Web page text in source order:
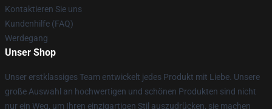
Kontaktieren Sie uns
Kundenhilfe (FAQ)
Werdegang
Unser Shop
Unser erstklassiges Team entwickelt jedes Produkt mit Liebe. Unsere
große Auswahl an hochwertigen und schönen Produkten sind nicht
nur ein Weg, um Ihren einzigartigen Stil auszudrücken, sie machen